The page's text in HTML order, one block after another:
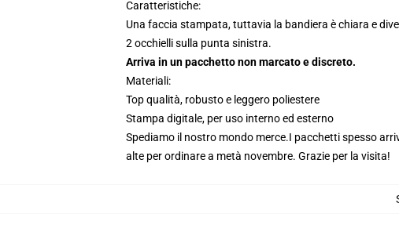
Caratteristiche:
Una faccia stampata, tuttavia la bandiera è chiara e
2 occhielli sulla punta sinistra.
Arriva in un pacchetto non marcato e discreto.
Materiali:
Top qualità, robusto e leggero poliestere
Stampa digitale, per uso interno ed esterno
Spediamo il nostro mondo merce.I pacchetti spesso
alte per ordinare a metà novembre. Grazie per la visita!